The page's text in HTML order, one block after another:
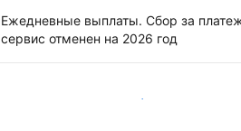
Ежедневные выплаты. Сбор за
сервис отменен на 2026 год
Начать